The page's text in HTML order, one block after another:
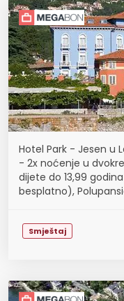
Hotel Park - Jesen u
- 2x noćenje u
dijete do 13,99
besplatno),
Smještaj